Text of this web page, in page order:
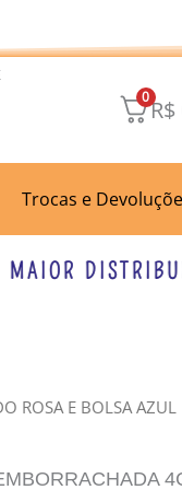
0R$
Trocas e
ROSA E BOLSA AZUL